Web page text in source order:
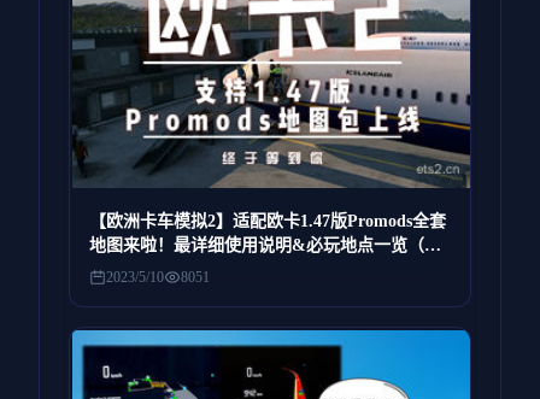
【欧洲卡车模拟2】适配欧卡1.47版Promods全套
地图来啦！最详细使用说明&必玩地点一览（提
供MOD）
2023/5/10 8051